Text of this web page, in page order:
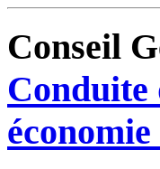
Conseil
Conduite